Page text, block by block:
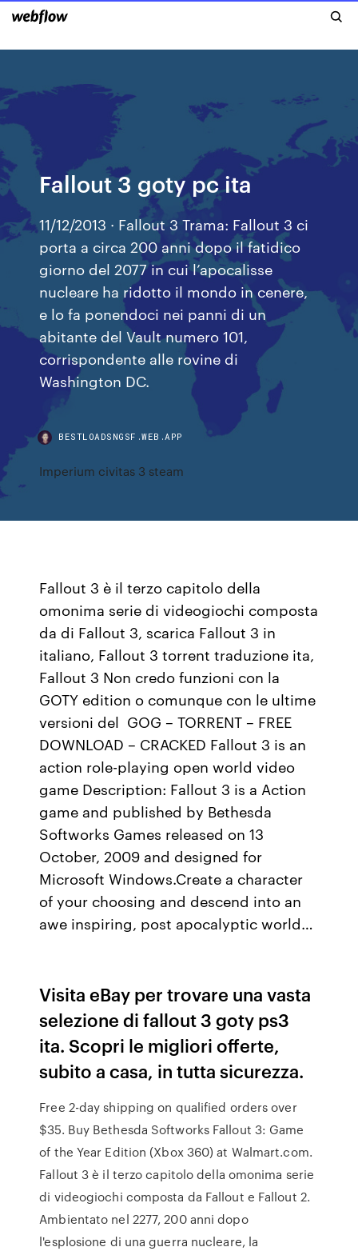
Fallout 3 goty pc ita
11/12/2013 · Fallout 3 Trama: Fallout 3 ci
porta a circa 200 anni dopo il fatidico
giorno del 2077 in cui l’apocalisse
nucleare ha ridotto il mondo in cenere,
e lo fa ponendoci nei panni di un
abitante del Vault numero 101,
corrispondente alle rovine di
Washington DC.
BESTLOADSNGSF.WEB.APP
Imperium civitas 3 steam
Fallout 3 è il terzo capitolo della
omonima serie di videogiochi composta
da di Fallout 3, scarica Fallout 3 in
italiano, Fallout 3 torrent traduzione ita,
Fallout 3 Non credo funzioni con la
GOTY edition o comunque con le ultime
versioni del GOG – TORRENT – FREE
DOWNLOAD – CRACKED Fallout 3 is an
action role-playing open world video
game Description: Fallout 3 is a Action
game and published by Bethesda
Softworks Games released on 13
October, 2009 and designed for
Microsoft Windows.Create a character
of your choosing and descend into an
awe inspiring, post apocalyptic world…
Visita eBay per trovare una vasta
selezione di fallout 3 goty ps3
ita. Scopri le migliori offerte,
subito a casa, in tutta sicurezza.
Free 2-day shipping on qualified orders over
$35. Buy Bethesda Softworks Fallout 3: Game
of the Year Edition (Xbox 360) at Walmart.com.
Fallout 3 è il terzo capitolo della omonima serie
di videogiochi composta da Fallout e Fallout 2.
Ambientato nel 2277, 200 anni dopo
l'esplosione di una guerra nucleare, la